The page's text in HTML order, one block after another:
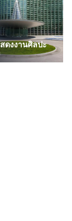
ดงงานศิลปะ